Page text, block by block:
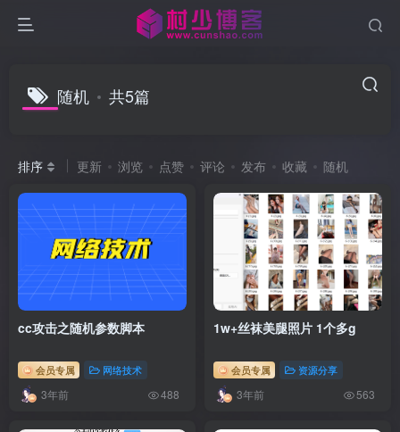
随机 共5篇
排序 更新 浏览 点赞 评论 发布 收藏 随机
cc攻击之随机参数脚本
会员专属 网络技术
3年前 488
1w+丝袜美腿照片 1个多g
会员专属 资源分享
3年前 563